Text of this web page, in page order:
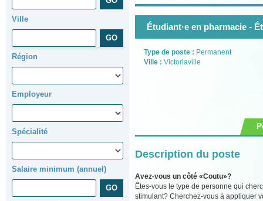
Ville
Région
Employeur
Spécialité
Salaire minimum (annuel)
Étudiant·e en pharmacie -
Type de poste : Permanent
Ville : Victoriaville
Description du poste
Avez-vous un côté «Coutu»?
Êtes-vous le type de personne qui
stimulant? Cherchez-vous à appliquer